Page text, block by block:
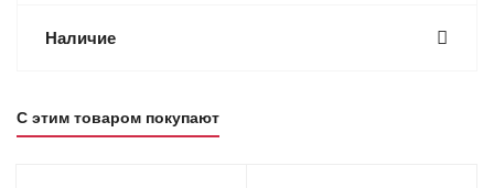
Наличие
С этим товаром покупают